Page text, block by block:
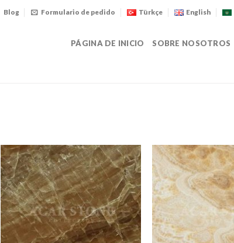
Blog Formulario de pedido Türkçe English
PÁGINA DE INICIO SOBRE NOSOTROS